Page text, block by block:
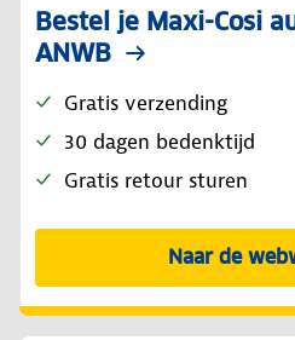
Bestel je Maxi-Cosi
ANWB
Gratis verzending
30 dagen bedenktijd
Gratis retour sturen
Naar de